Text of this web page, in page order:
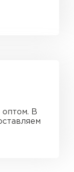
оптом. В